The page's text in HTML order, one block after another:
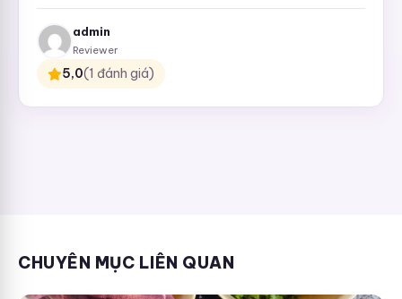
admin
Reviewer
5,0(1 đánh giá)
CHUYÊN MỤC LIÊN QUAN